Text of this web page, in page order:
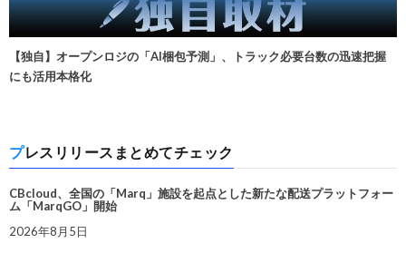
【独自】オープンロジの「AI梱包予測」、トラック必要台数の迅速把握
にも活用本格化
プレスリリースまとめてチェック
CBcloud、全国の「Marq」施設を起点とした新たな配送プラットフォー
ム「MarqGO」開始
2026年8月5日